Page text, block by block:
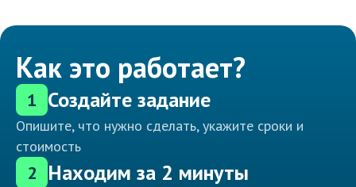
Как это работает?
1 Создайте задание
Опишите, что нужно сделать, укажите сроки и
стоимость
2 Находим за 2 минуты